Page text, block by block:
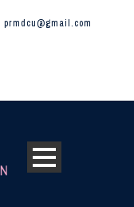
prmdcu@gmail.com